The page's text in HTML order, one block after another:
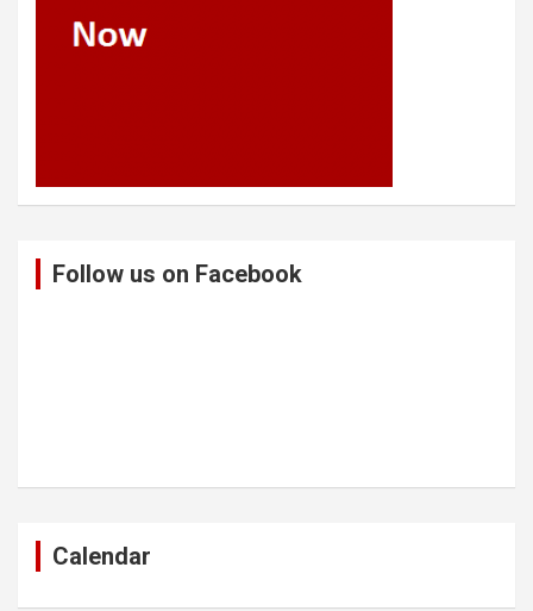
Follow us on Facebook
Calendar